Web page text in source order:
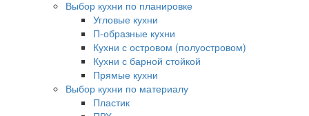
Выбор кухни по планировке
Угловые кухни
П-образные кухни
Кухни с островом (полуостровом)
Кухни с барной стойкой
Прямые кухни
Выбор кухни по материалу
Пластик